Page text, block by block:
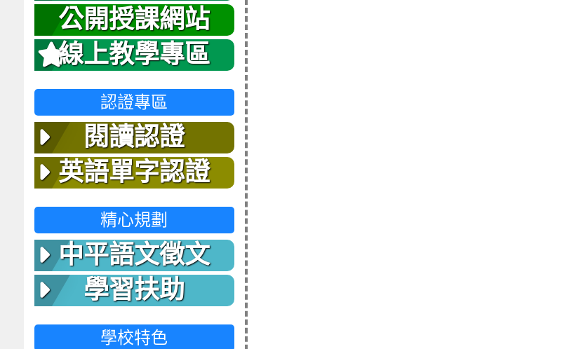
台
公開授課網站
線上教學專區
認證專區
閱讀認證
英語單字認證
精心規劃
中平語文徵文
學習扶助
學校特色